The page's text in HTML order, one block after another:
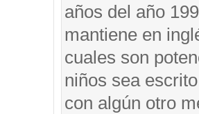
años del año
mantiene en
cuales son
niños sea
con algún otro